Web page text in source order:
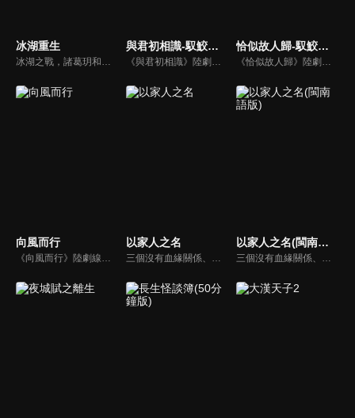
冰湖重生 與君初相識-馭鮫記(上) 恰似故人歸-馭鮫記(下)
向風而行
《向風而行》陸劇線上看。嚴苛自律著稱的鷺航客運飛行部副部長顧南亭，因為公司改制意外，與性格颯爽不羈的程霄成為上下屬和師徒關係，面對接踵而來的各種各樣的突發航空事件，兩人共同攜手絕地反擊、化險為夷的故事。
以家人之名
三個沒有血緣關係、在原生家庭遭遇過不同傷痛的孩子，機緣巧合下成為了兄妹。大哥凌霄（宋威龍）、二哥賀子秋（張新成）、妹妹李尖尖（譚松韻）在兩個爸爸的撫養下相互扶持成長…
以家人之名(閩南語版)
三個沒有血緣關係、在原生家庭遭遇過不同傷痛的孩子，機緣巧合下成為了兄妹。大哥凌霄（宋威龍）、二哥賀子秋（張新成）、妹妹李尖尖（譚松韻）在兩個爸爸的撫養下相互扶持成長…